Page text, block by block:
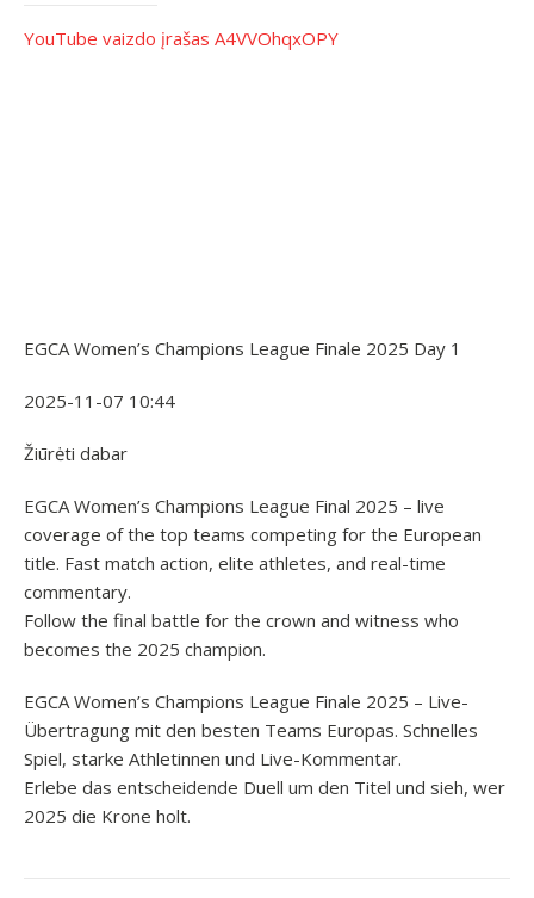
YouTube vaizdo įrašas A4VVOhqxOPY
EGCA Women’s Champions League Finale 2025 Day 1
2025-11-07 10:44
Žiūrėti dabar
EGCA Women’s Champions League Final 2025 – live
coverage of the top teams competing for the European
title. Fast match action, elite athletes, and real-time
commentary.
Follow the final battle for the crown and witness who
becomes the 2025 champion.
EGCA Women’s Champions League Finale 2025 – Live-
Übertragung mit den besten Teams Europas. Schnelles
Spiel, starke Athletinnen und Live-Kommentar.
Erlebe das entscheidende Duell um den Titel und sieh, wer
2025 die Krone holt.